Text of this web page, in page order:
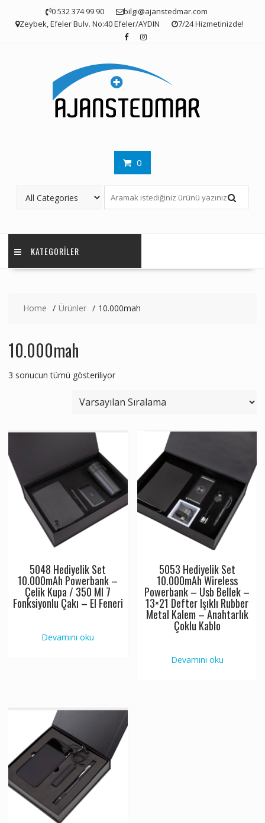
0 532 374 99 90
bilgi@ajanstedmar.com
Zeybek, Efeler Bulv. No:40 Efeler/AYDIN
7/24 Hizmetinizde!
0
KATEGORILER
Home Ürünler 10.000mah
10.000mah
3 sonucun tümü gösteriliyor
5048 Hediyelik Set
10.000mAh Powerbank –
Çelik Kupa / 350 Ml 7
Fonksiyonlu Çakı – El Feneri
Devamını oku
5053 Hediyelik Set
10.000mAh Wireless
Powerbank – Usb Bellek –
13×21 Defter Işıklı Rubber
Metal Kalem – Anahtarlık
Çoklu Kablo
Devamını oku